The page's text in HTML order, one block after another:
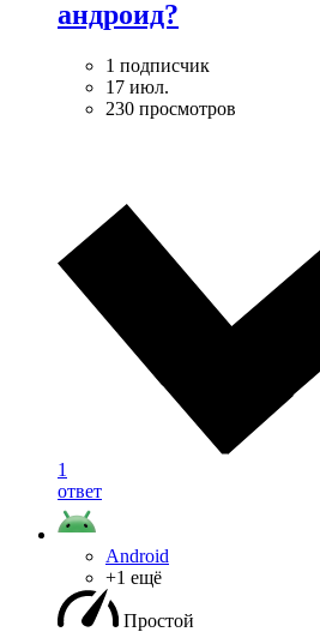
андроид?
1 подписчик
17 июл.
230 просмотров
1
ответ
Android
+1 ещё
Простой